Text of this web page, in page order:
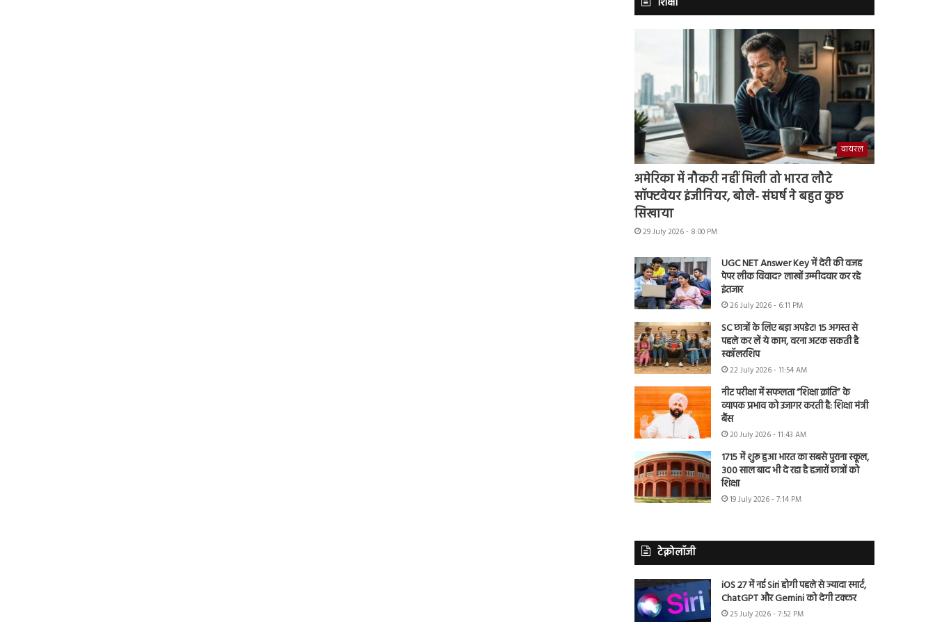
वायरल
अमेरिका में नौकरी नहीं मिली तो भारत लौटे
सॉफ्टवेयर इंजीनियर, बोले- संघर्ष ने बहुत कुछ
सिखाया
29 July 2026 - 8:00 PM
UGC NET Answer Key में देरी की वजह
पेपर लीक विवाद? लाखों उम्मीदवार कर रहे
इंतजार
26 July 2026 - 6:11 PM
SC छात्रों के लिए बड़ा अपडेट! 15 अगस्त से
पहले कर लें ये काम, वरना अटक सकती है
स्कॉलरशिप
22 July 2026 - 11:54 AM
नीट परीक्षा में सफलता “शिक्षा क्रांति” के
व्यापक प्रभाव को उजागर करती है: शिक्षा मंत्री
बैंस
20 July 2026 - 11:43 AM
1715 में शुरू हुआ भारत का सबसे पुराना स्कूल,
300 साल बाद भी दे रहा है हजारों छात्रों को
शिक्षा
19 July 2026 - 7:14 PM
टेक्नोलॉजी
iOS 27 में नई Siri होगी पहले से ज्यादा स्मार्ट,
ChatGPT और Gemini को देगी टक्कर
25 July 2026 - 7:52 PM